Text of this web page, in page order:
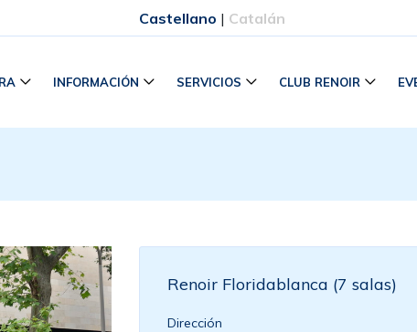
Castellano | Catalán
INFORMACIÓN SERVICIOS CLUB RENOIR
Renoir Floridablanca (7 salas)
Dirección